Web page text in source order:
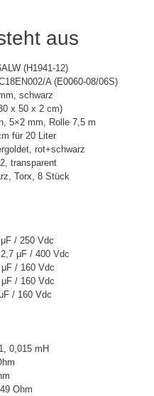
aus
(H1941-12)
A (E0060-08/06S)
schwarz
x 50 x 2 cm)
5×2 mm, Rolle 7,5 m
für 20 Liter
rot+schwarz
transparent
Torx, 8 Stück
/ 250 Vdc
μF / 400 Vdc
/ 160 Vdc
/ 160 Vdc
/ 160 Vdc
0,015 mH
Ohm